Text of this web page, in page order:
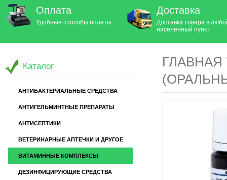
Оплата
Удобные способы оплаты
Доставка
Доставка товара в
населенный пункт
ГЛАВНАЯ
Каталог
АНТИБАКТЕРИАЛЬНЫЕ СРЕДСТВА
АНТИГЕЛЬМИНТНЫЕ ПРЕПАРАТЫ
АНТИСЕПТИКИ
ВЕТЕРИНАРНЫЕ АПТЕЧКИ И ДРУГОЕ
ВИТАМИННЫЕ КОМПЛЕКСЫ
ДЕЗИНФИЦИРУЮЩИЕ СРЕДСТВА